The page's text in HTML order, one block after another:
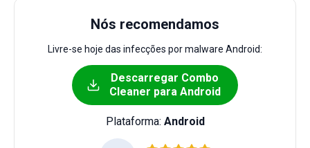
Nós recomendamos
Livre-se hoje das infecções por malware Android:
Descarregar Combo
Cleaner para Android
Plataforma: Android